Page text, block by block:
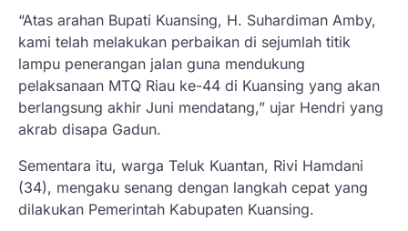
“Atas arahan Bupati Kuansing, H. Suhardiman Amby,
kami telah melakukan perbaikan di sejumlah titik
lampu penerangan jalan guna mendukung
pelaksanaan MTQ Riau ke-44 di Kuansing yang akan
berlangsung akhir Juni mendatang,” ujar Hendri yang
akrab disapa Gadun.
Sementara itu, warga Teluk Kuantan, Rivi Hamdani
(34), mengaku senang dengan langkah cepat yang
dilakukan Pemerintah Kabupaten Kuansing.